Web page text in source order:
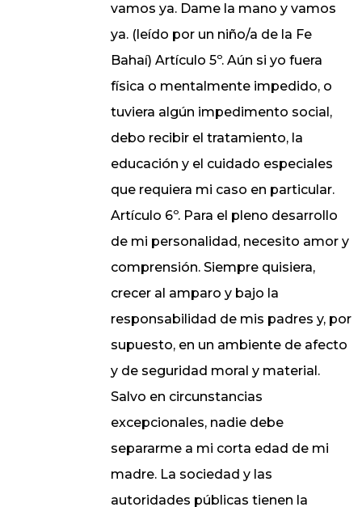
vamos ya. Dame la mano y vamos
ya. (leído por un niño/a de la Fe
Bahaí) Artículo 5º. Aún si yo fuera
física o mentalmente impedido, o
tuviera algún impedimento social,
debo recibir el tratamiento, la
educación y el cuidado especiales
que requiera mi caso en particular.
Artículo 6º. Para el pleno desarrollo
de mi personalidad, necesito amor y
comprensión. Siempre quisiera,
crecer al amparo y bajo la
responsabilidad de mis padres y, por
supuesto, en un ambiente de afecto
y de seguridad moral y material.
Salvo en circunstancias
excepcionales, nadie debe
separarme a mi corta edad de mi
madre. La sociedad y las
autoridades públicas tienen la